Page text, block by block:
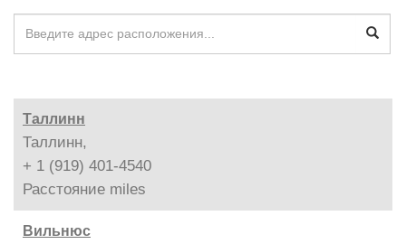
Таллинн
Таллинн,
+ 1 (919) 401-4540
Расстояние miles
Вильнюс